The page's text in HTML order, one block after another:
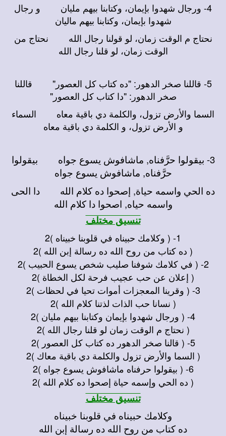
4- ورجال شهدوا بإيمان، وكتابنا بيهم مليان و رجال
شهدوا بإيمان، وكتابنا بيهم ماليان
نحتاج م الوقت زمان، لو قولنا رجال الله نحتاج من
الوقت زمان، لو قلنا رجال الله
5- قاللنا صخر الدهور: "ده كتاب كل العصور" قاللنا
صخر الدهور: "دا كتاب كل العصور"
السما والأرض تزول، والكلمة دي باقية معاه السماء
و الأرض تزول، و الكلمة دي باقية معاه
3- بيقولوا حرَّفناه, ماشافوش يسوع جواه بيقولوا
حرَّفناه, ماشافوش يسوع جواه
ده الحي واسمه حياة, إصحوا ده كلام الله دا الحى
واسمه حياه, اصحوا دا كلام الله
تنسيق مختلف
1- ( وكلامك حبيناه في قلوبنا خبيناه )2
( ده كتاب من روح الله ده رسالة إبن الله )2
2- ( في كلامك شوفنا صليب شخص يسوع الحبيب )2
( إعلان عن حب عجيب فرحة لكل الخطاة )2
3- ( وقرينا المعجزات أموات تحيا في لحظات )2
( نسانا حب الذات لذتنا كلام الله )2
4- ( ورجال شهدوا بإيمان وكتابنا بيهم مليان )2
( نحتاج م الوقت زمان لو قلنا رجال الله )2
5- ( قالنا صخر الدهور ده كتاب كل العصور )2
( السما والأرض تزول والكلمة دي باقية معاك )2
6- ( بيقولوا حرفناه ماشافوش يسوع جواه )2
( ده الحي وإسمه حياة إصحوا ده كلام الله )2
تنسيق مختلف
وكلامك حبيناه في قلوبنا خبيناه
ده كتاب من روح الله ده رسالة إبن الله